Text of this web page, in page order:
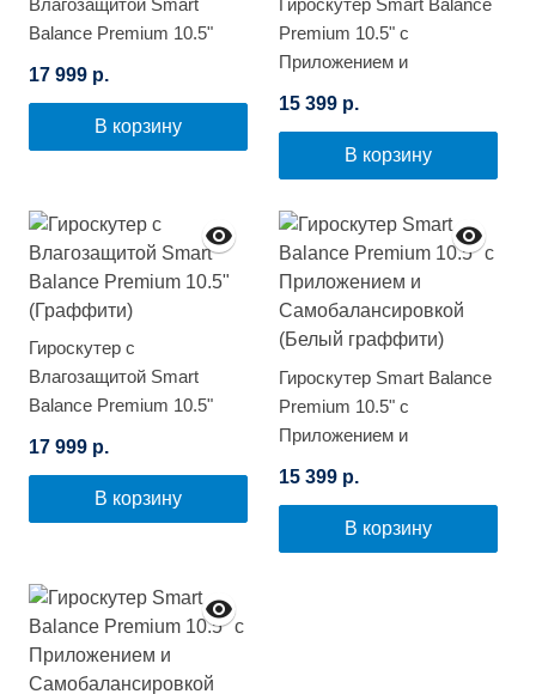
Влагозащитой Smart
Balance Premium 10.5"
17 999 р.
В корзину
Гироскутер Smart Balance
Premium 10.5" с
Приложением и
(Фиолетовый космос)
15 399 р.
В корзину
Гироскутер с
Влагозащитой Smart
Balance Premium 10.5"
17 999 р.
В корзину
Гироскутер Smart Balance
Premium 10.5" с
Приложением и
(Белый граффити)
15 399 р.
В корзину